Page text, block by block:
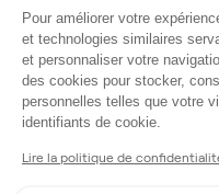
TARIFS
Day Pass : 26€ HT
1 mois : 156€ HT
12 mois : 128€ HT
Frais d'entrée HT
Honoraires Ubiq
Services
Plateforme de
Pour améliorer votre
et technologies similaires
et personnaliser votre
des cookies pour stocker,
personnelles telles que votre
identifiants de cookie.
Lire la politique de